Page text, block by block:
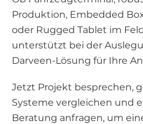
Produktion, Embedded
oder Rugged Tablet im
unterstützt bei der
Darveen-Lösung für Ihre
Jetzt Projekt besprechen,
Systeme vergleichen und
Beratung anfragen, um